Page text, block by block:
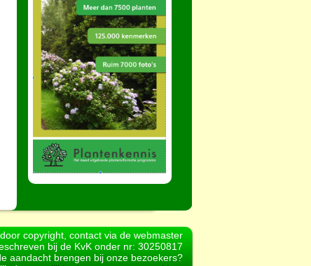
copyright, contact via de webmaster
bij de KvK onder nr: 30250817
aandacht brengen bij onze bezoekers?